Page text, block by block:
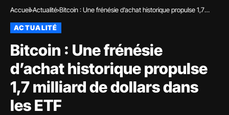
Accueil Actualité Bitcoin : Une frénésie d’achat historique propulse 1,7
ACTUALITÉ
Bitcoin : Une frénésie
d’achat historique propulse
1,7 milliard de dollars dans
les ETF